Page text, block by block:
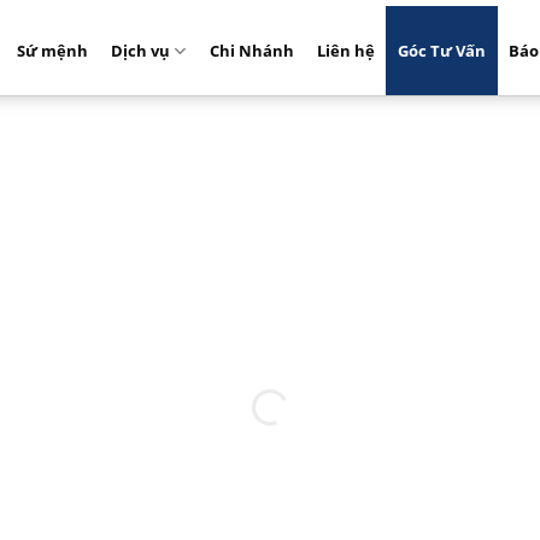
Sứ mệnh Dịch vụ Chi Nhánh Liên hệ Góc Tư Vấn